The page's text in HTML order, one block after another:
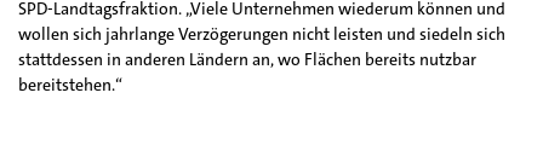
SPD-Landtagsfraktion. „Viele Unternehmen wiederum können und
wollen sich jahrlange Verzögerungen nicht leisten und siedeln sich
stattdessen in anderen Ländern an, wo Flächen bereits nutzbar
bereitstehen.“